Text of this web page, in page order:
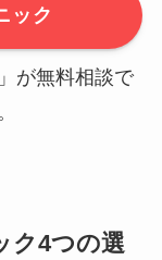
ック
が無料相談で
ク4つの選